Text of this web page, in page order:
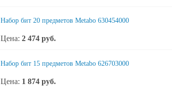
Набор бит 20 предметов Metabo 630454000
Цена: 2 474 руб.
Набор бит 15 предметов Metabo 626703000
Цена: 1 874 руб.